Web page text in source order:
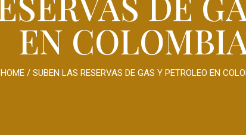
EN
HOME / SUBEN LAS RESERVAS DE GAS Y PETROLEO EN